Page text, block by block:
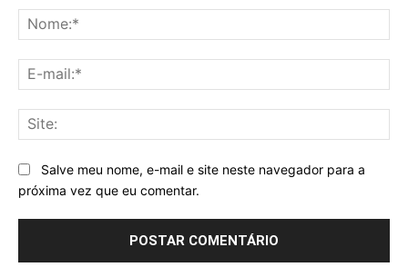
Salve meu nome, e-mail e site neste navegador para a
próxima vez que eu comentar.